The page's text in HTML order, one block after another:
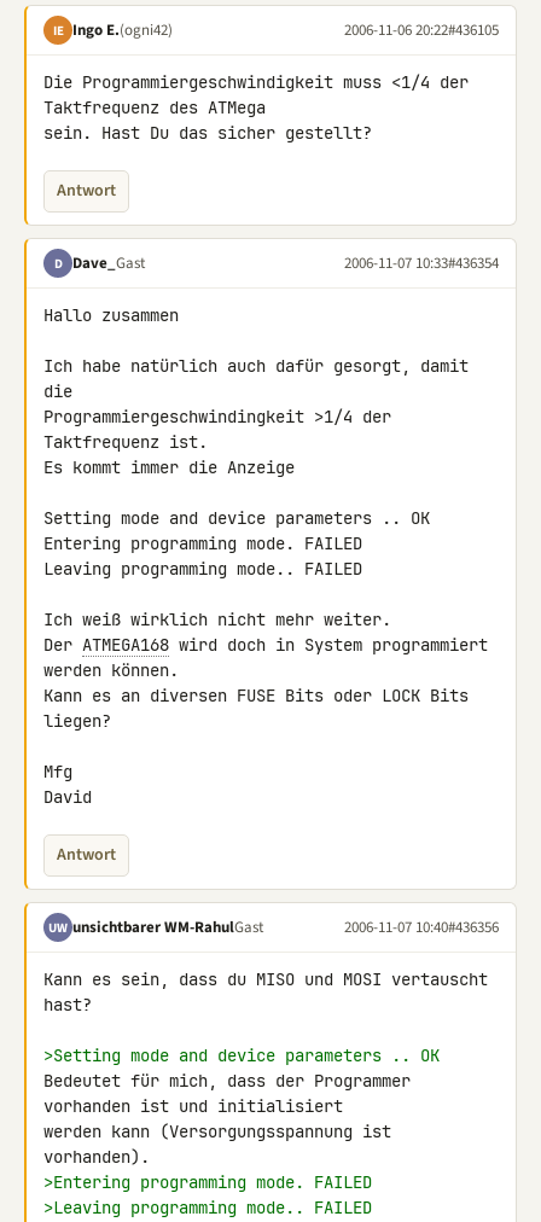
IE Ingo E.(ogni42) 2006-11-06 20:22#436105
Die Programmiergeschwindigkeit muss <1/4 der
Taktfrequenz des ATMega
sein. Hast Du das sicher gestellt?
Antwort
D Dave_ Gast 2006-11-07 10:33#436354
Hallo zusammen
Ich habe natürlich auch dafür gesorgt, damit
die
Programmiergeschwindingkeit >1/4 der
Taktfrequenz ist.
Es kommt immer die Anzeige
Setting mode and device parameters .. OK
Entering programming mode. FAILED
Leaving programming mode.. FAILED
Ich weiß wirklich nicht mehr weiter.
Der ATMEGA168 wird doch in System programmiert
werden können.
Kann es an diversen FUSE Bits oder LOCK Bits
liegen?
Mfg
David
Antwort
UW unsichtbarer WM-RahulGast 2006-11-07 10:40#436356
Kann es sein, dass du MISO und MOSI vertauscht
hast?
>Setting mode and device parameters .. OK
Bedeutet für mich, dass der Programmer
vorhanden ist und initialisiert
werden kann (Versorgungsspannung ist
>Entering programming mode. FAILED
>Leaving programming mode.. FAILED